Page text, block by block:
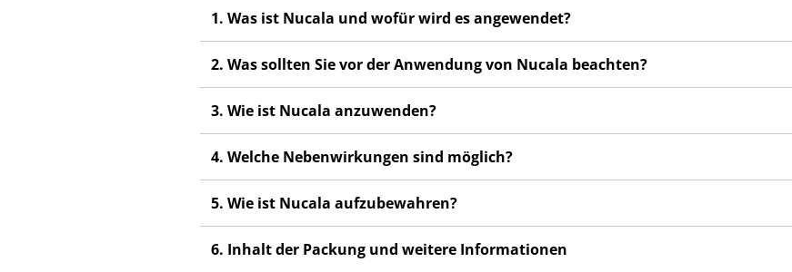
1. Was ist Nucala und wofür wird es angewendet?
2. Was sollten Sie vor der Anwendung von Nucala beachten?
3. Wie ist Nucala anzuwenden?
4. Welche Nebenwirkungen sind möglich?
5. Wie ist Nucala aufzubewahren?
6. Inhalt der Packung und weitere Informationen